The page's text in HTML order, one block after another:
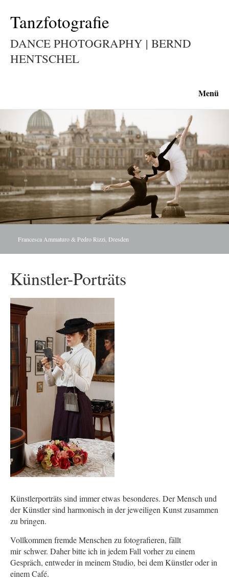
Tanzfotografie
DANCE PHOTOGRAPHY | BERND
HENTSCHEL
Menü
Francesca Ammaturo & Pedro Rizzi, Dresden
Künstler-Porträts
Angela Pfenninger
Künstlerporträts sind immer etwas besonderes. Der Mensch und
der Künstler sind harmonisch in der jeweiligen Kunst zusammen
zu bringen.
Vollkommen fremde Menschen zu fotografieren, fällt
mir schwer. Daher bitte ich in jedem Fall vorher zu einem
Gespräch, entweder in meinem Studio, bei dem Künstler oder in
einem Café.